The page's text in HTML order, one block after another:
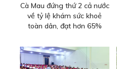
Cà Mau đứng thứ 2 cả nước
về tỷ lệ khám sức khoẻ
toàn dân, đạt hơn 65%